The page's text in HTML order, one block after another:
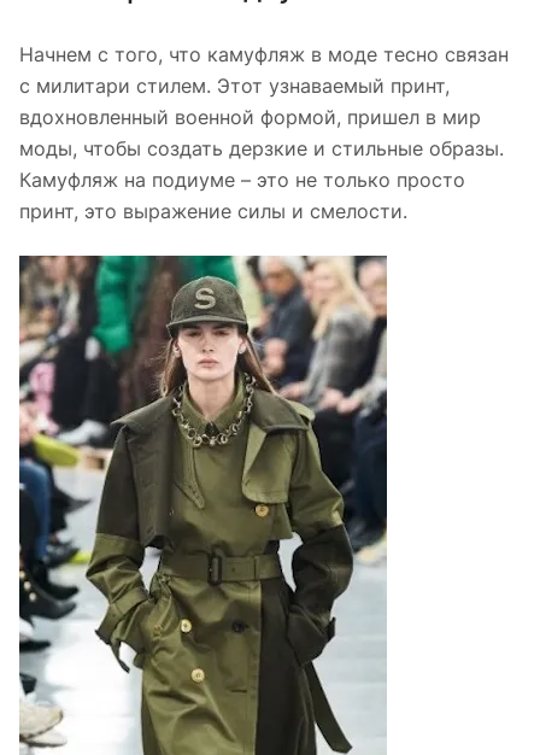
Начнем с того, что камуфляж в моде тесно связан
с милитари стилем. Этот узнаваемый принт,
вдохновленный военной формой, пришел в мир
моды, чтобы создать дерзкие и стильные образы.
Камуфляж на подиуме – это не только просто
принт, это выражение силы и смелости.